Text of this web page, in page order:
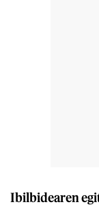
Ibilbidearen